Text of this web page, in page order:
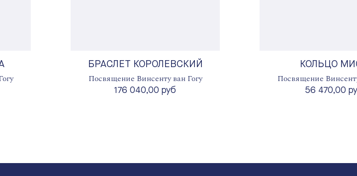
БРАСЛЕТ КОРОЛЕВСКИЙ
Посвящение Винсенту ван Гогу
176 040,00 руб
КОЛЬЦО
Посвящение
56 470,00